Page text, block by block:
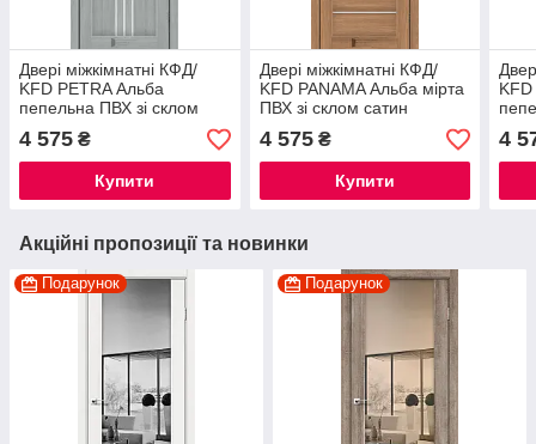
Двері міжкімнатні КФД/
KFD PETRA Альба
пепельна ПВХ зі склом
4 575 ₴
Купити
Двері міжкімнатні КФД/
KFD PANAMA Альба мірта
ПВХ зі склом сатин
4 575₴
Купити
4
Акційні пропозиції та новинки
Подарунок Подарунок